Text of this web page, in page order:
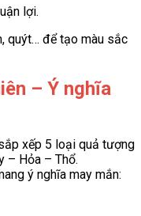
lợi.
quýt… để tạo màu sắc
– Ý nghĩa
xếp 5 loại quả tượng
– Hỏa – Thổ.
ý nghĩa may mắn: